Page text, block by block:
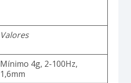
Valores
Mínimo 4g, 2-100Hz,
1,6mm